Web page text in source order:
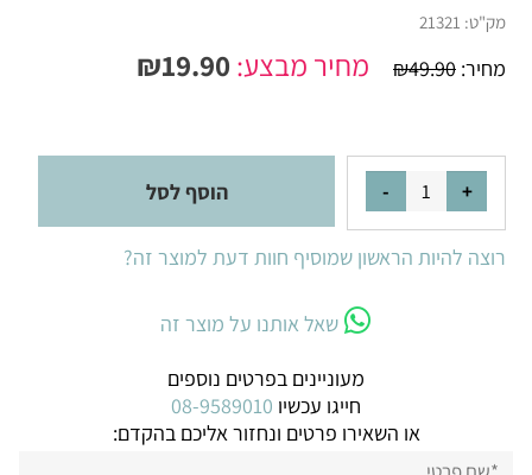
מק"ט: 21321
מחיר: ₪49.90 מחיר מבצע: ₪19.90
הוסף לסל
רוצה להיות הראשון שמוסיף חוות דעת למוצר זה?
שאל אותנו על מוצר זה
מעוניינים בפרטים נוספים
חייגו עכשיו 08-9589010
או השאירו פרטים ונחזור אליכם בהקדם: